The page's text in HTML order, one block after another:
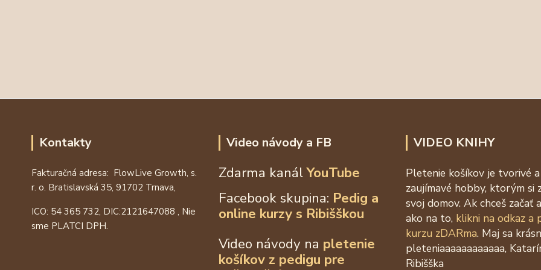
Kontakty
Fakturačná adresa: FlowLive Growth, s.
r. o. Bratislavská 35, 91702 Trnava,
ICO: 54 365 732, DIC:2121647088 , Nie
sme PLATCI DPH.
Video návody a FB
Zdarma kanálYouTube
Facebook skupina: Pedig a
online kurzy s Ribišškou
Video návody na pletenie
košíkov z pedigu pre
VIDEO KNIHY
Pletenie košíkov je tvorivé
zaujímavé hobby, ktorým si
svoj domov. Ak chceš začať
ako na to, klikni na odkaz a
kurzu zDARma. Maj sa
pleteniaaaaaaaaaaaa,
Ribišška